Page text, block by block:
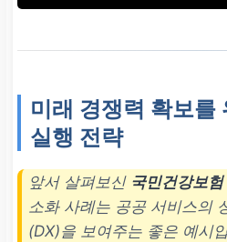
미래 경쟁력 확보를
실행 전략
앞서 살펴보신 국민건강보
소화 사례는 공공 서비스의
(DX)을 보여주는 좋은 예시